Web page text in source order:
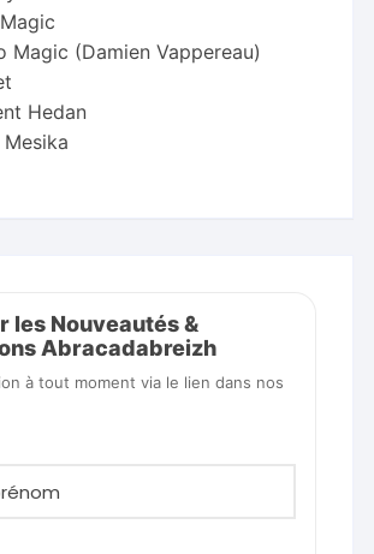
Magic (Damien Vappereau)
Hedan
les Nouveautés &
Abracadabreizh
à tout moment via le lien dans nos